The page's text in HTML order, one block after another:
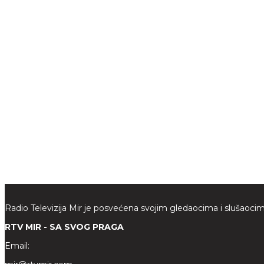
Radio Televizija Mir je posvećena svojim gledaocima i
RTV MIR - SA SVOG PRAGA
Email: